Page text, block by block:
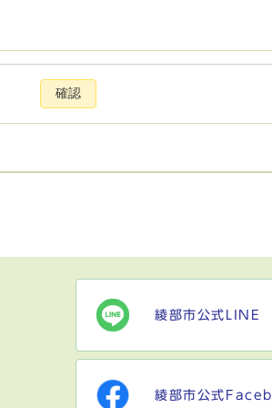
確認
綾部市公式LINE
綾部市公式